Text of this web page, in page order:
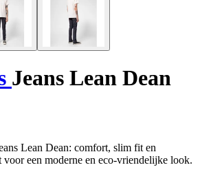
Jeans Lean Dean
Lean Dean: comfort, slim fit en
een moderne en eco-vriendelijke look.